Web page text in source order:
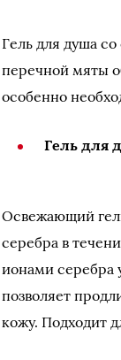
Гель для душа
перечной мяты
особенно
Гель для
Освежающий
серебра в
ионами серебра
позволяет
кожу. Подходит